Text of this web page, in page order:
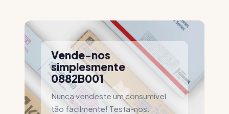
Vende-nos
simplesmente
0882B001
Nunca vendeste um consumível
tão facilmente! Testa-nos.